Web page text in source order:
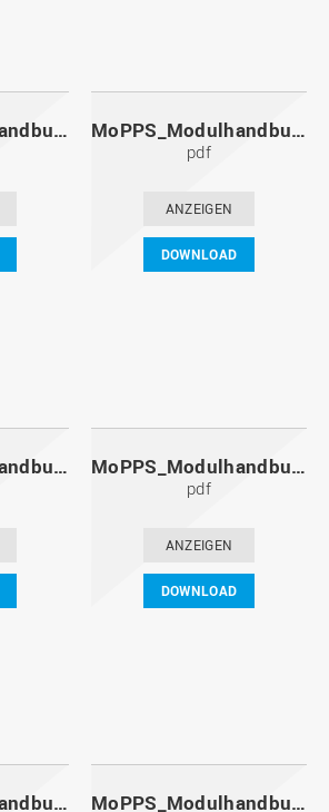
MoPPS_Modulhandbuch_20121201.pdf MoPPS_Modulhandbuch_20120601.pdf
pdf
ANZEIGEN
DOWNLOAD
MoPPS_Modulhandbuch_20111201.pdf MoPPS_Modulhandbuch_20110601.pdf
pdf
ANZEIGEN
DOWNLOAD
MoPPS_Modulhandbuch_20101201.pdf MoPPS_Modulhandbuch_20100601.pdf